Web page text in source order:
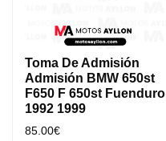
Toma De Admisión
Admisión BMW 650st
F650 F 650st Fuenduro
1992 1999
85.00€